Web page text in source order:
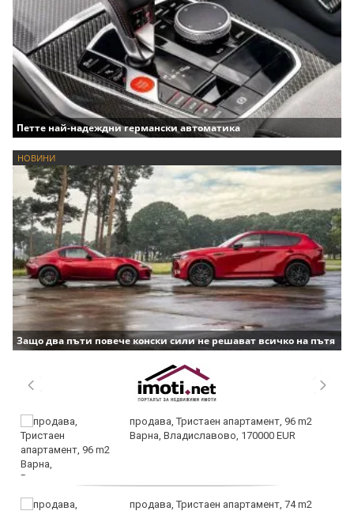
Петте най-надеждни германски автоматика
НОВИНИ
Защо два пъти повече конски сили не решават всичко на пътя
продава, Тристаен апартамент, 96 m2
Варна, Владиславово, 170000 EUR
продава, Тристаен апартамент, 74 m2